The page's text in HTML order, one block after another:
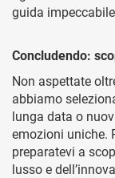
guida
Concludendo:
Non aspettate
abbiamo
lunga data o
emozioni uniche.
preparatevi a
lusso e